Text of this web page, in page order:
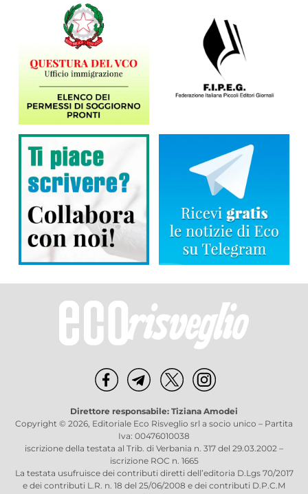
Direttore responsabile: Tiziana Amodei
Copyright © 2026, Editoriale Eco Risveglio srl a socio unico – Partita
Iva: 00476010038
iscrizione della testata al Trib. di Verbania n. 317 del 29.03.2002 –
iscrizione ROC n. 1665
La testata usufruisce dei contributi diretti dell’editoria D.Lgs 70/2017
e dei contributi L.R. n. 18 del 25/06/2008 e dei contributi D.P.C.M